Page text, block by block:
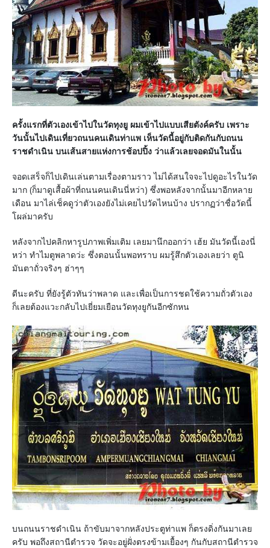
ครั้งแรกที่ตัวเองเข้าไปในวัดทุงยู ผมเข้าไปแบบเสียตังค์ครับ เพราะ
วันนั้นไปเดินเที่ยวถนนคนเดินท่าแพ เห็นวัดนี้อยู่กับติดกันกับถนน
ราชดำเนิน บนเส้นสายแห่งการช้อปปิ้ง ว่าแล้วเลยจอดมันในนั้น
จอดเสร็จก็ไปเดินเล่นตามเรื่องตามราว ไม่ได้สนใจจะไปดูอะไรในวัด
มาก (ก็มาดูเสื้อผ้าที่ถนนคนเดินนี่หว่า) ซึ่งพอหลังจากนั้นมาอีกหลาย
เดือน มาไล่เช็คดูว่าตัวเองยังไม่เคยไปวัดไหนบ้าง ปรากฏว่าชื่อวัดนี้
โผล่มาครับ
หลังจากไปคลิกหารูปภาพเพิ่มเติม เลยมานึกออกว่า เฮ้ย มันวัดนี้เองนี่
หว่า ทำไมตูพลาดว่ะ ซึ่งตอนนั้นพอทราบ ผมรู้สึกตัวเองเลยว่า ตูนิ
มันตาถั่วจริงๆ ฮ่าๆๆ
ดีนะครับ ที่ยังรู้ตัวทันว่าพลาด และเพื่อเป็นการชดใช้ความถั่วตัวเอง
ก็เลยต้องแวะกลับไปเยี่ยมเยือนวัดทุงยูกันอีกซักหน
บนถนนราชดำเนิน ถ้าขับมาจากหลังประตูท่าแพ ก็ตรงดิ่งกันมาเลย
ครับ พอถึงสถานีตำรวจ วัดจะอยู่ฝั่งตรงข้ามเยื้องๆ กันกับสถานีตำรวจ